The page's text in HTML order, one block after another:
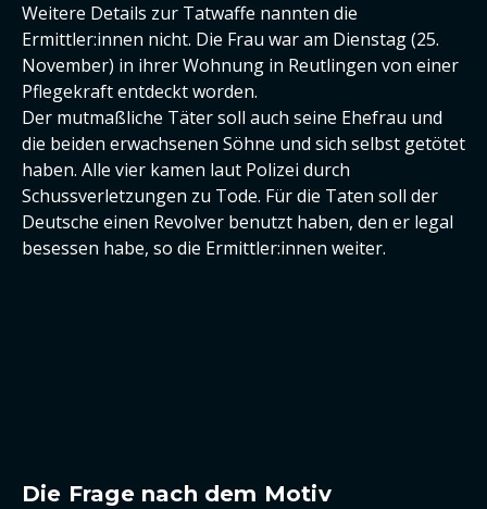
Weitere Details zur Tatwaffe nannten die
Ermittler:innen nicht. Die Frau war am Dienstag (25.
November) in ihrer Wohnung in Reutlingen von einer
Pflegekraft entdeckt worden.
Der mutmaßliche Täter soll auch seine Ehefrau und
die beiden erwachsenen Söhne und sich selbst getötet
haben. Alle vier kamen laut Polizei durch
Schussverletzungen zu Tode. Für die Taten soll der
Deutsche einen Revolver benutzt haben, den er legal
besessen habe, so die Ermittler:innen weiter.
Die Frage nach dem Motiv